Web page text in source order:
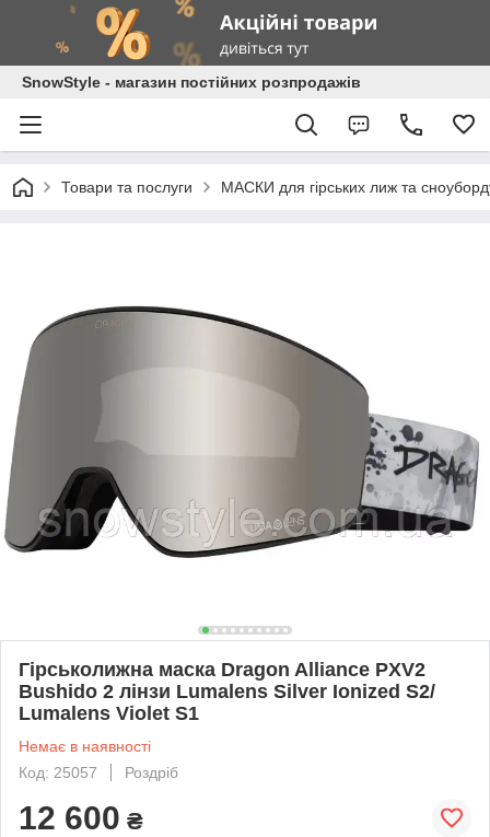
SnowStyle - магазин постійних розпродажів
Товари та послуги МАСКИ для гірських лиж та
Гірськолижна маска Dragon Alliance PXV2
Bushido 2 лінзи Lumalens Silver Ionized S2/
Lumalens Violet S1
Немає в наявності
Код: 25057
Роздріб
12 600 ₴